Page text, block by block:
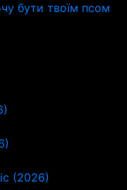
бути твоїм псом
(2026)